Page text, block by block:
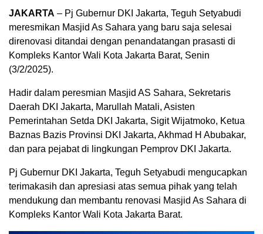
JAKARTA – Pj Gubernur DKI Jakarta, Teguh Setyabudi
meresmikan Masjid As Sahara yang baru saja selesai
direnovasi ditandai dengan penandatangan prasasti di
Kompleks Kantor Wali Kota Jakarta Barat, Senin
(3/2/2025).
Hadir dalam peresmian Masjid AS Sahara, Sekretaris
Daerah DKI Jakarta, Marullah Matali, Asisten
Pemerintahan Setda DKI Jakarta, Sigit Wijatmoko, Ketua
Baznas Bazis Provinsi DKI Jakarta, Akhmad H Abubakar,
dan para pejabat di lingkungan Pemprov DKI Jakarta.
Pj Gubernur DKI Jakarta, Teguh Setyabudi mengucapkan
terimakasih dan apresiasi atas semua pihak yang telah
mendukung dan membantu renovasi Masjid As Sahara di
Kompleks Kantor Wali Kota Jakarta Barat.